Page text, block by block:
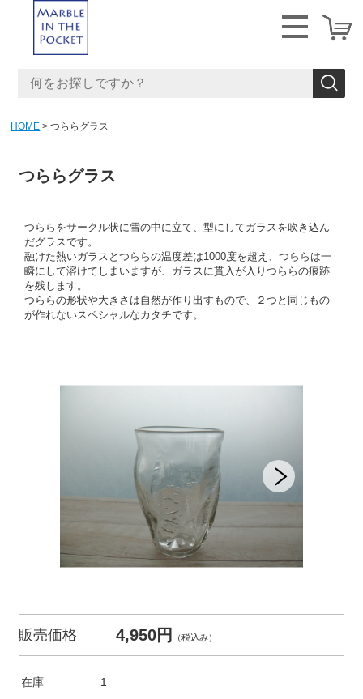
HOME つららグラス
つららグラス
つららをサークル状に雪の中に立て、型にしてガラスを吹き込ん
だグラスです。
融けた熱いガラスとつららの温度差は1000度を超え、つららは一
瞬にして溶けてしまいますが、ガラスに貫入が入りつららの痕跡
を残します。
つららの形状や大きさは自然が作り出すもので、２つと同じもの
が作れないスペシャルなカタチです。
販売価格 4,950円 （税込み）
在庫 1